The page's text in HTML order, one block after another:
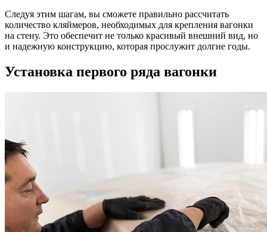
Следуя этим шагам, вы сможете правильно рассчитать
количество кляймеров, необходимых для крепления вагонки
на стену. Это обеспечит не только красивый внешний вид, но
и надежную конструкцию, которая прослужит долгие годы.
Установка первого ряда вагонки